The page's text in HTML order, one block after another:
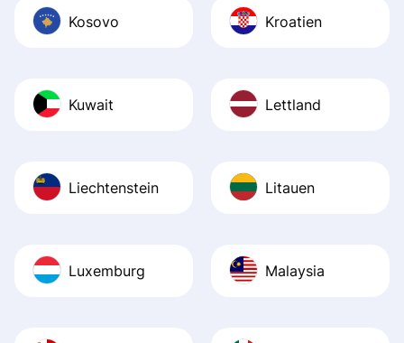
Kosovo Kroatien
Kuwait Lettland
Liechtenstein Litauen
Luxemburg Malaysia